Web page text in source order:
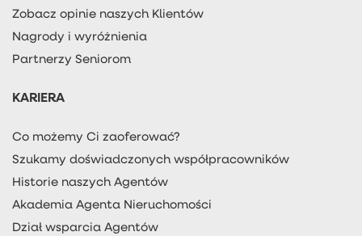
Zobacz opinie naszych Klientów
Nagrody i wyróżnienia
Partnerzy Seniorom
KARIERA
Co możemy Ci zaoferować?
Szukamy doświadczonych współpracowników
Historie naszych Agentów
Akademia Agenta Nieruchomości
Dział wsparcia Agentów